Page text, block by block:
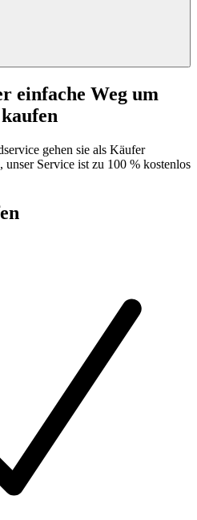
einfache Weg um
gehen sie als Käufer
Service ist zu 100 % kostenlos